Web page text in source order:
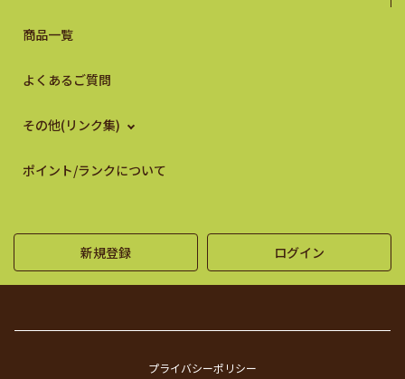
商品一覧
よくあるご質問
その他(リンク集)
ポイント/ランクについて
新規登録 ログイン
プライバシーポリシー